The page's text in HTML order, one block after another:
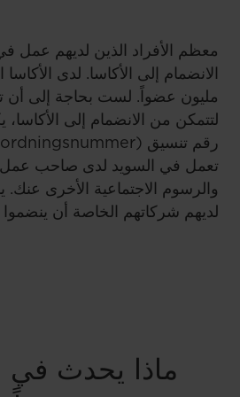
معظم الأفراد الذين لديهم عمل
مليون عضواً. لست بحاجة إلى أن
لتتمكن من الانضمام إلى
تعمل في السويد لدى صاحب عمل
والرسوم الاجتماعية الأخرى عنك.
لديهم شركاتهم الخاصة أن ينضموا
ماذا يحدث في